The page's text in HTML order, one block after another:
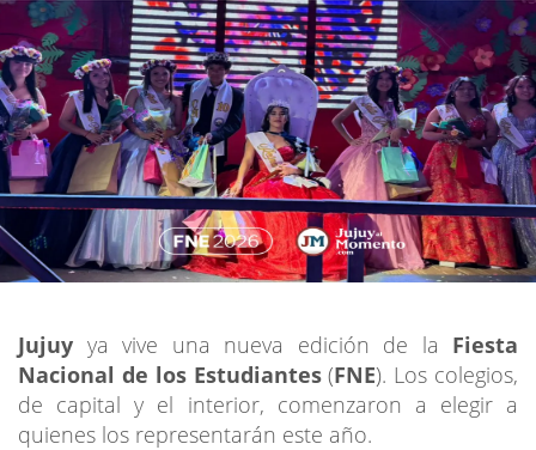
Jujuy ya vive una nueva edición de la Fiesta
Nacional de los Estudiantes(FNE). Los colegios,
de capital y el interior, comenzaron a elegir a
quienes los representarán este año.